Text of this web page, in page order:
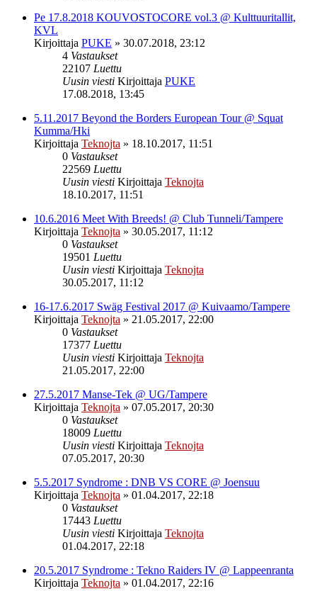
Pe 17.8.2018 KOUVOSTOCORE vol.3 @ Kulttuuritallit,
KVL
Kirjoittaja PUKE » 30.07.2018, 23:12
4 Vastaukset
22107 Luettu
Uusin viesti Kirjoittaja PUKE
17.08.2018, 13:45
5.11.2017 Beyond the Borders European Tour @ Squat
Kumma/Hki
Kirjoittaja Teknojta » 18.10.2017, 11:51
0 Vastaukset
22569 Luettu
Uusin viesti Kirjoittaja Teknojta
18.10.2017, 11:51
10.6.2016 Meet With Breeds! @ Club Tunneli/Tampere
Kirjoittaja Teknojta » 30.05.2017, 11:12
0 Vastaukset
19501 Luettu
Uusin viesti Kirjoittaja Teknojta
30.05.2017, 11:12
16-17.6.2017 Swäg Festival 2017 @ Kuivaamo/Tampere
Kirjoittaja Teknojta » 21.05.2017, 22:00
0 Vastaukset
17377 Luettu
Uusin viesti Kirjoittaja Teknojta
21.05.2017, 22:00
27.5.2017 Manse-Tek @ UG/Tampere
Kirjoittaja Teknojta » 07.05.2017, 20:30
0 Vastaukset
18009 Luettu
Uusin viesti Kirjoittaja Teknojta
07.05.2017, 20:30
5.5.2017 Syndrome : DNB VS CORE @ Joensuu
Kirjoittaja Teknojta » 01.04.2017, 22:18
0 Vastaukset
17443 Luettu
Uusin viesti Kirjoittaja Teknojta
01.04.2017, 22:18
20.5.2017 Syndrome : Tekno Raiders IV @ Lappeenranta
Kirjoittaja Teknojta » 01.04.2017, 22:16